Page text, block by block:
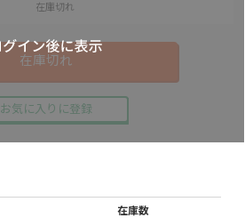
在庫切れ
在庫切れ
お気に入りに登録
在庫数